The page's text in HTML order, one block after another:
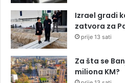
Izrael gradi
zatvora za
prije 13 sati
Za šta se
miliona KM?